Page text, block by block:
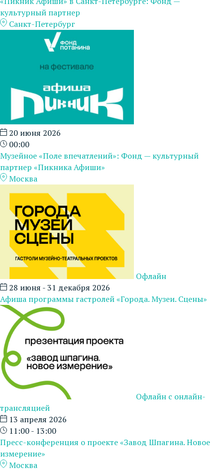
культурный партнер
Санкт-Петербург
20 июня 2026
00:00
Музейное «Поле впечатлений»: Фонд — культурный
партнер «Пикника Афиши»
Москва
Офлайн
28 июня - 31 декабря 2026
Афиша программы гастролей «Города. Музеи. Сцены»
Офлайн с онлайн-
трансляцией
13 апреля 2026
11:00 - 13:00
Пресс-конференция о проекте «Завод Шпагина. Новое
измерение»
Москва